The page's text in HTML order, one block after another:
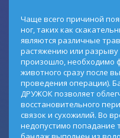
Чаще всего причиной
ног, таких как
являются различные
растяжению или разрыву
произошло, необходимо
животного сразу после
проведения операции).
ДРУЖОК позволяет
восстановительного
связок и сухожилий. Во
недопустимо попадание